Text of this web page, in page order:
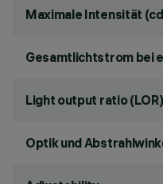
Maximale Intensität
Gesamtlichtstrom bei
Light output ratio (LOR)
Optik und